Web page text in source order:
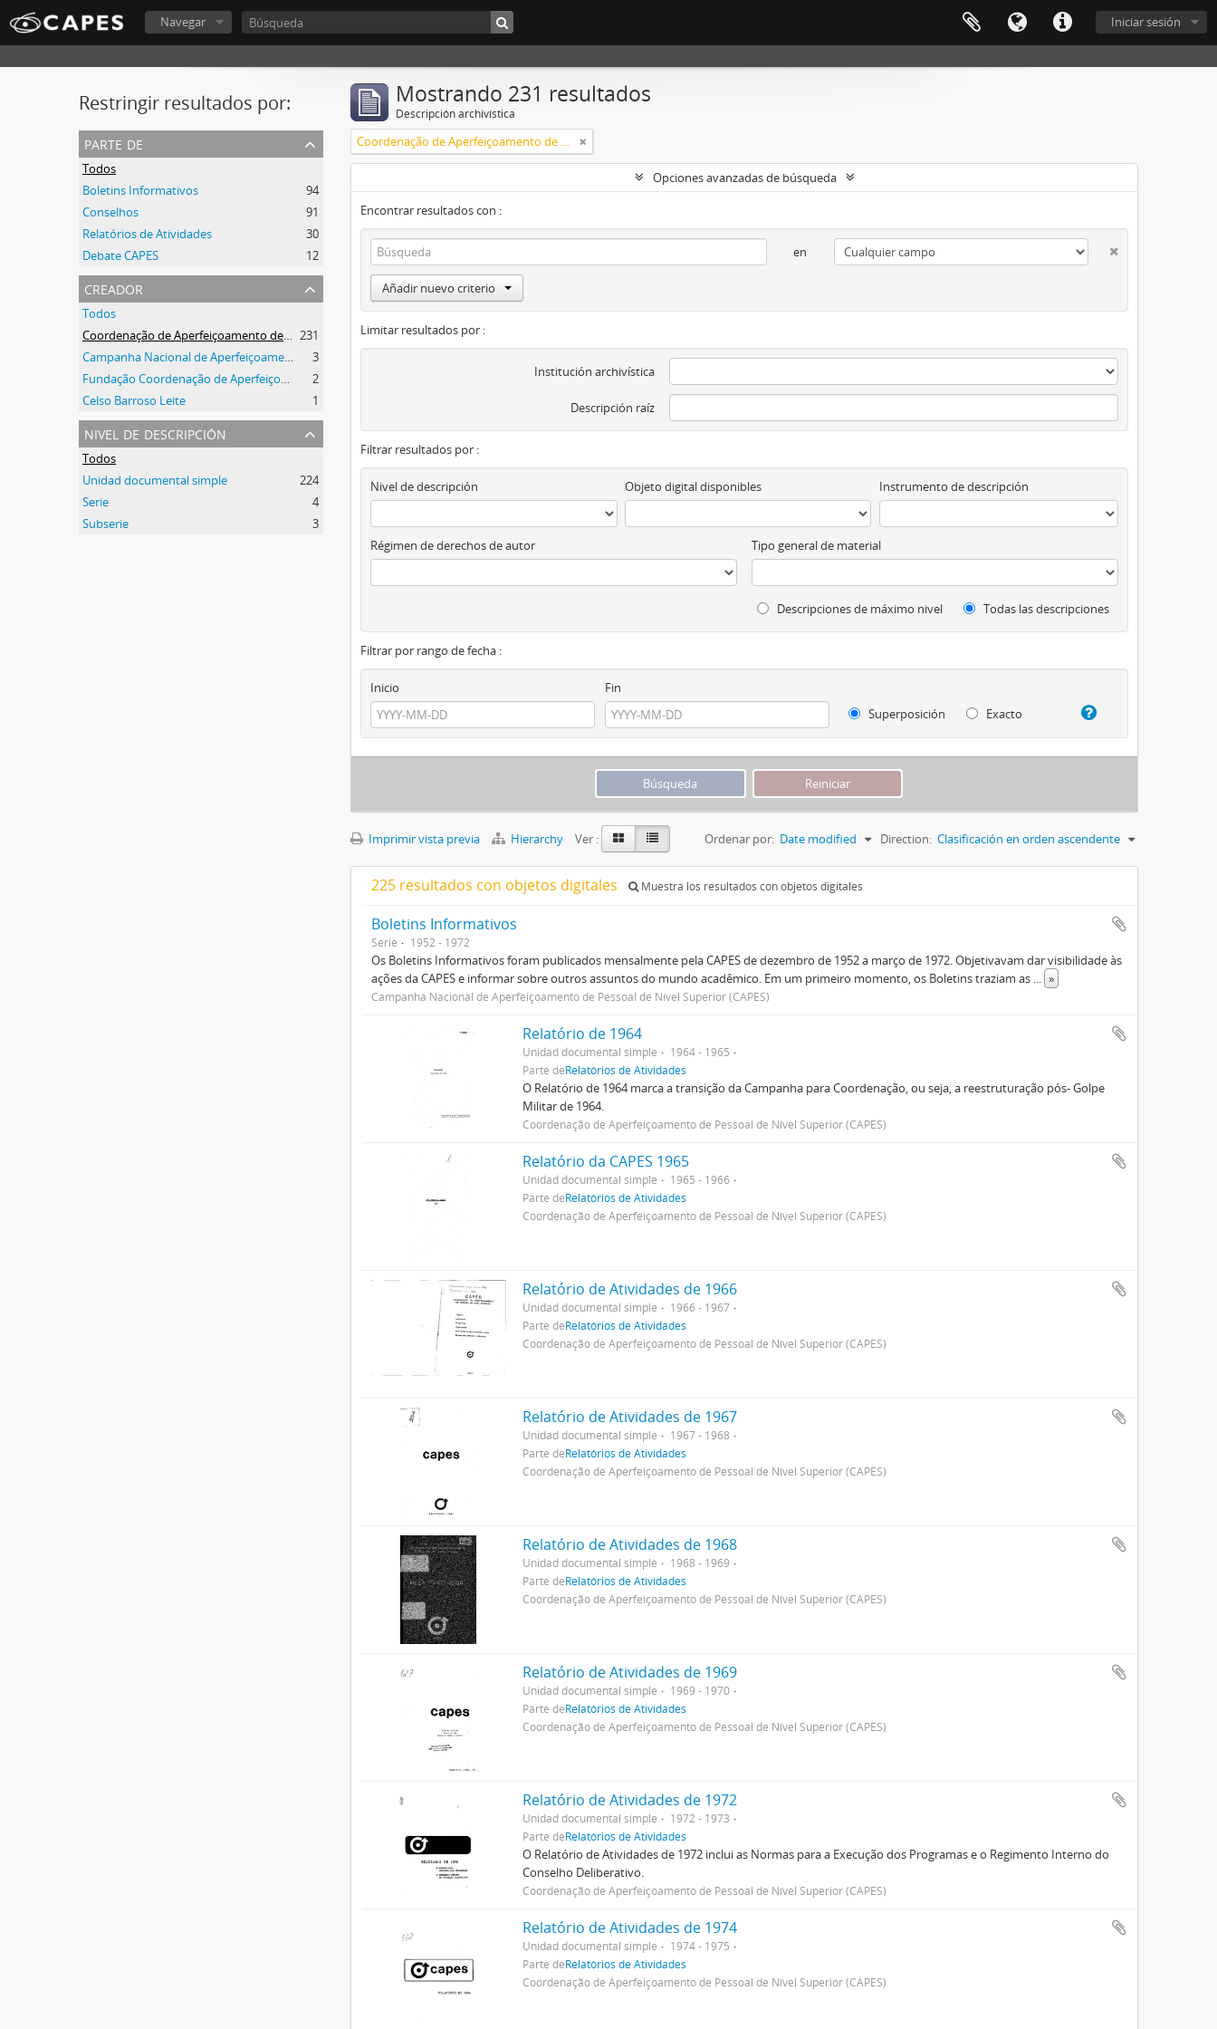
Iniciar sesión
Navegar
Restringir resultados por:
parte de
Todos
Boletins Informativos
94
Conselhos
91
Relatórios de Atividades
30
Debate CAPES
12
creador
Todos
Coordenação de Aperfeiçoamento de Pessoal de Nível Superior (CAPES) 231
Campanha Nacional de Aperfeiçoamento de Pessoal de Nível Superior (CAPES)
3
Fundação Coordenação de Aperfeiçoamento de Pessoal de Nível Superior (CAPES)
2
Celso Barroso Leite
1
nivel de descripción
Todos
Unidad documental simple
224
Serie
4
Subserie
3
Mostrando 231 resultados
Descripción archivística
Coordenação de Aperfeiçoamento de Pessoal de Nível Superior (CAPES)
Opciones avanzadas de búsqueda
Encontrar resultados con :
en
Añadir nuevo criterio
Limitar resultados por :
Institución archivística
Descripción raíz
Filtrar resultados por :
Nivel de descripción Objeto digital disponibles Instrumento de descripción
Régimen de derechos de autor Tipo general de material
Descripciones de máximo nivel Todas las descripciones
Filtrar por rango de fecha :
Inicio
Fin
Superposición
Exacto
Imprimir vista previa Hierarchy Ver : Ordenar por: Date modified Direction: Clasificación en orden ascendente
225 resultados con objetos digitales Muestra los resultados con objetos digitales
Boletins Informativos
Serie 1952 - 1972
Os Boletins Informativos foram publicados mensalmente pela CAPES de dezembro de 1952 a março de 1972. Objetivavam dar visibilidade às
ações da CAPES e informar sobre outros assuntos do mundo acadêmico. Em um primeiro momento, os Boletins traziam as ... »
Campanha Nacional de Aperfeiçoamento de Pessoal de Nível Superior (CAPES)
Relatório de 1964
Unidad documental simple
1964 - 1965
Parte deRelatórios de Atividades
O Relatório de 1964 marca a transição da Campanha para Coordenação, ou seja, a reestruturação pós- Golpe
Militar de 1964.
Coordenação de Aperfeiçoamento de Pessoal de Nível Superior (CAPES)
Relatório da CAPES 1965
Unidad documental simple
1965 - 1966
Parte deRelatórios de Atividades
Coordenação de Aperfeiçoamento de Pessoal de Nível Superior (CAPES)
Relatório de Atividades de 1966
Unidad documental simple
1966 - 1967
Parte deRelatórios de Atividades
Coordenação de Aperfeiçoamento de Pessoal de Nível Superior (CAPES)
Relatório de Atividades de 1967
Unidad documental simple
1967 - 1968
Parte deRelatórios de Atividades
Coordenação de Aperfeiçoamento de Pessoal de Nível Superior (CAPES)
Relatório de Atividades de 1968
Unidad documental simple
1968 - 1969
Parte deRelatórios de Atividades
Coordenação de Aperfeiçoamento de Pessoal de Nível Superior (CAPES)
Relatório de Atividades de 1969
Unidad documental simple
1969 - 1970
Parte deRelatórios de Atividades
Coordenação de Aperfeiçoamento de Pessoal de Nível Superior (CAPES)
Relatório de Atividades de 1972
Unidad documental simple
1972 - 1973
Parte deRelatórios de Atividades
O Relatório de Atividades de 1972 inclui as Normas para a Execução dos Programas e o Regimento Interno do
Conselho Deliberativo.
Coordenação de Aperfeiçoamento de Pessoal de Nível Superior (CAPES)
Relatório de Atividades de 1974
Unidad documental simple
1974 - 1975
Parte deRelatórios de Atividades
Coordenação de Aperfeiçoamento de Pessoal de Nível Superior (CAPES)